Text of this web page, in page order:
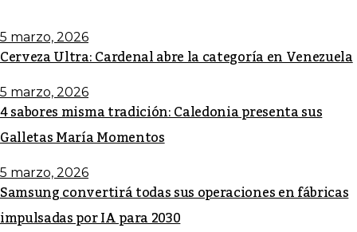
5 marzo, 2026
Cerveza Ultra: Cardenal abre la categoría en Venezuela
5 marzo, 2026
4 sabores misma tradición: Caledonia presenta sus
Galletas María Momentos
5 marzo, 2026
Samsung convertirá todas sus operaciones en fábricas
impulsadas por IA para 2030